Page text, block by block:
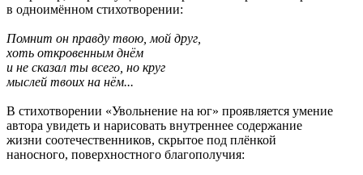
в одноимённом стихотворении:
Помнит он правду твою, мой друг,
хоть откровенным днём
и не сказал ты всего, но круг
мыслей твоих на нём...
В стихотворении «Увольнение на юг» проявляется умение
автора увидеть и нарисовать внутреннее содержание
жизни соотечественников, скрытое под плёнкой
наносного, поверхностного благополучия: